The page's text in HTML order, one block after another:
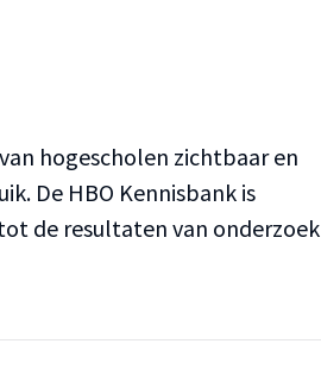
hogescholen zichtbaar en
De HBO Kennisbank is
de resultaten van onderzoek